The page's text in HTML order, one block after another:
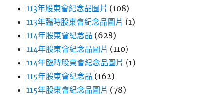
113年股東會紀念品圖片 (108)
113年臨時股東會紀念品圖片 (1)
114年股東會紀念品 (628)
114年股東會紀念品圖片 (110)
114年臨時股東會紀念品圖片 (1)
115年股東會紀念品 (162)
115年股東會紀念品圖片 (78)